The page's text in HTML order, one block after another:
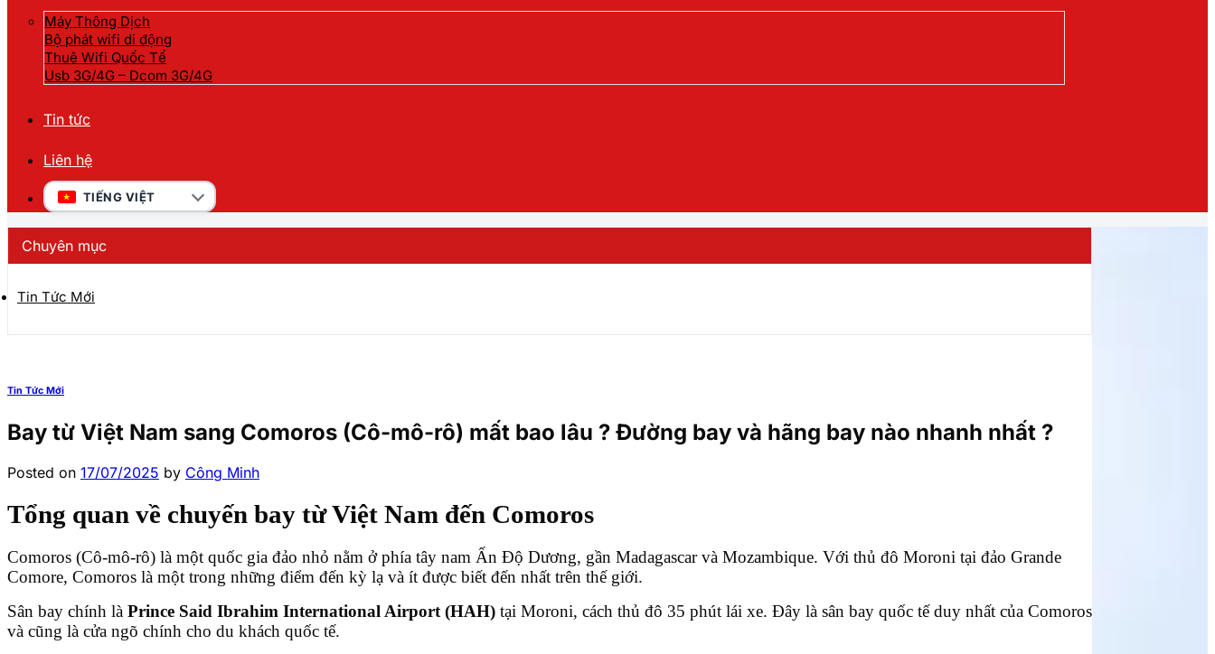
Máy Thông Dịch
Bộ phát wifi di động
Thuê Wifi Quốc Tế
Usb 3G/4G – Dcom 3G/4G
Tin tức
Liên hệ
TIẾNG VIỆT
Chuyên mục
Tin Tức Mới
Tin Tức Mới
Bay từ Việt Nam sang Comoros (Cô-mô-rô) mất bao lâu ? Đường bay và hãng bay nào nhanh nhất ?
Posted on 17/07/2025 by Công Minh
Tổng quan về chuyến bay từ Việt Nam đến Comoros
Comoros (Cô-mô-rô) là một quốc gia đảo nhỏ nằm ở phía tây nam Ấn Độ Dương, gần Madagascar và Mozambique. Với thủ đô Moroni tại đảo Grande
Comore, Comoros là một trong những điểm đến kỳ lạ và ít được biết đến nhất trên thế giới.
Sân bay chính là Prince Said Ibrahim International Airport (HAH) tại Moroni, cách thủ đô 35 phút lái xe. Đây là sân bay quốc tế duy nhất của Comoros
và cũng là cửa ngõ chính cho du khách quốc tế.